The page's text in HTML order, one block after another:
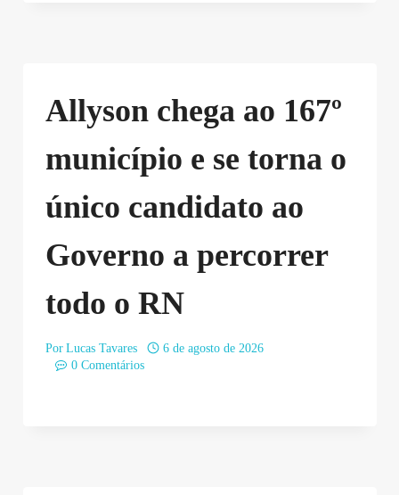
Allyson chega ao 167º
município e se torna o
único candidato ao
Governo a percorrer
todo o RN
Por Lucas Tavares
6 de agosto de 2026
0 Comentários